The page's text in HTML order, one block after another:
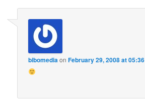
bibomediaonFebruary 29, 2008 at 05:36